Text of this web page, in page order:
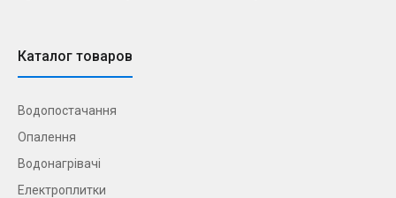
Каталог товаров
Водопостачання
Опалення
Водонагрівачі
Електроплитки